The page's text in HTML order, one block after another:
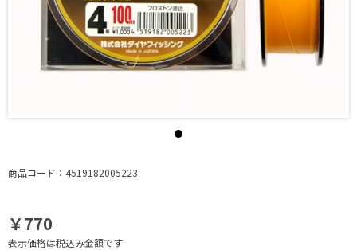
商品コード：4519182005223
￥770
表示価格は税込み金額です